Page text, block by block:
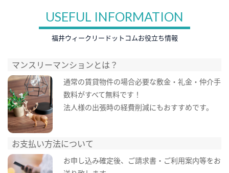
USEFUL INFORMATION
福井ウィークリードットコムお役立ち情報
マンスリーマンションとは？
通常の賃貸物件の場合必要な敷金・礼金・仲介手
数料がすべて無料です！
法人様の出張時の経費削減にもおすすめです。
お支払い方法について
お申し込み確定後、ご請求書・ご利用案内等をお